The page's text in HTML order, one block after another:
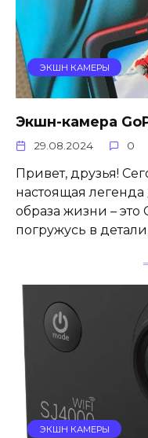
ЭКШН КАМЕРЫ
Экшн-камера
29.08.2024 0
Привет, друзья!
настоящая
образа жизни – это
погружусь в
ЭКШН КАМЕРЫ